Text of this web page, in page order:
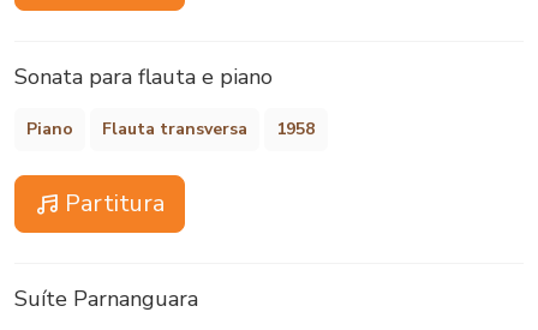
Sonata para flauta e piano
Piano Flauta transversa 1958
Partitura
Suíte Parnanguara